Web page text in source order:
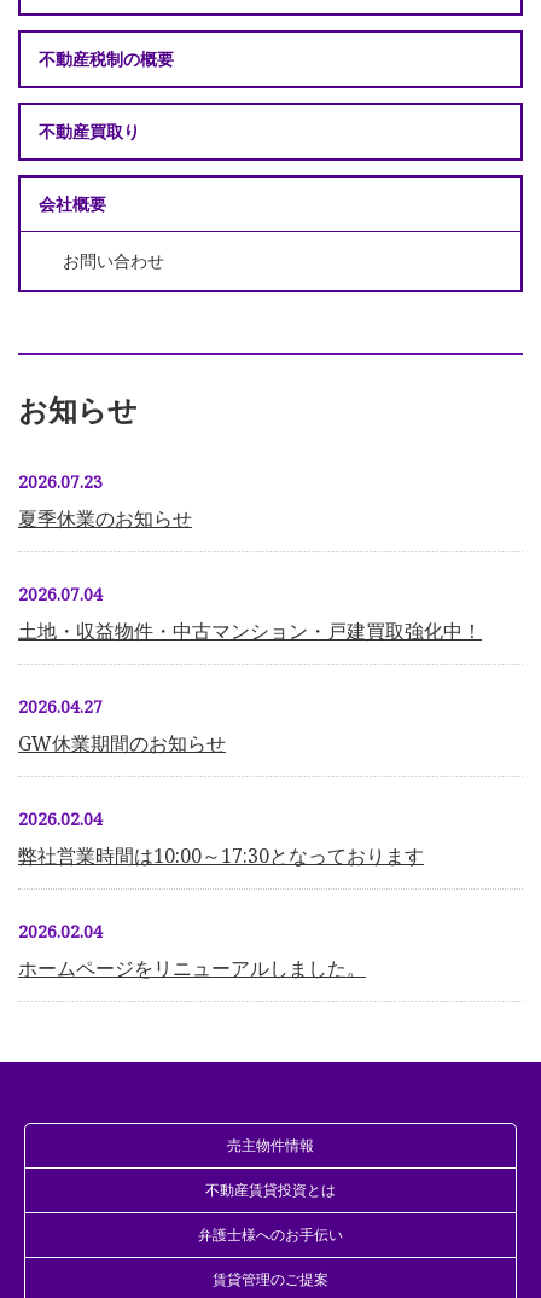
不動産税制の概要
不動産買取り
会社概要
お問い合わせ
お知らせ
2026.07.23
夏季休業のお知らせ
2026.07.04
土地・収益物件・中古マンション・戸建買取強化中！
2026.04.27
GW休業期間のお知らせ
2026.02.04
弊社営業時間は10:00～17:30となっております
2026.02.04
ホームページをリニューアルしました。
売主物件情報
不動産賃貸投資とは
弁護士様へのお手伝い
賃貸管理のご提案